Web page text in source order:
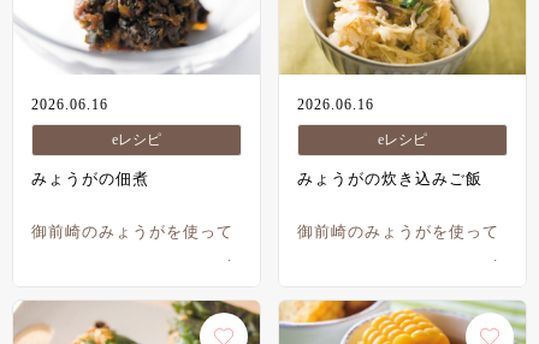
2026.06.16
eレシピ
みょうがの佃煮
御前崎のみょうがを使って
2026.06.16
eレシピ
みょうがの炊き込みご飯
御前崎のみょうがを使って